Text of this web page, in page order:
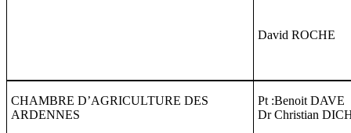
David ROCHE
CHAMBRE D’AGRICULTURE DES
ARDENNES
Pt :Benoit DAVE
Dr Christian